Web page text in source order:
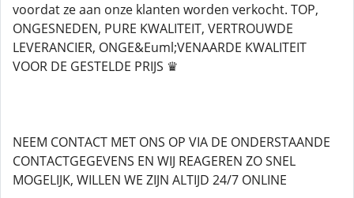
voordat ze aan onze klanten worden verkocht. TOP,
ONGESNEDEN, PURE KWALITEIT, VERTROUWDE
LEVERANCIER, ONGE&Euml;VENAARDE KWALITEIT
VOOR DE GESTELDE PRIJS ♛
NEEM CONTACT MET ONS OP VIA DE ONDERSTAANDE
CONTACTGEGEVENS EN WIJ REAGEREN ZO SNEL
MOGELIJK, WILLEN WE ZIJN ALTIJD 24/7 ONLINE